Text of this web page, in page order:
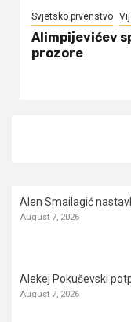
Svjetsko prvenstvo
Alimpijevićev
prozore
Alen Smailagić
August 7, 2026
Alekej Pokuševski
August 7, 2026